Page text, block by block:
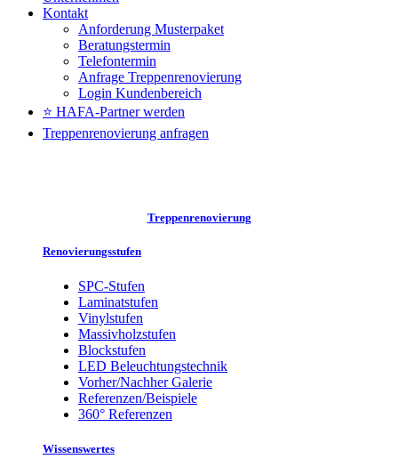
Kontakt
Anforderung Musterpaket
Beratungstermin
Telefontermin
Anfrage Treppenrenovierung
Login Kundenbereich
⭐ HAFA-Partner werden
Treppenrenovierung anfragen
Treppenrenovierung
Renovierungsstufen
SPC-Stufen
Laminatstufen
Vinylstufen
Massivholzstufen
Blockstufen
LED Beleuchtungstechnik
Vorher/Nachher Galerie
Referenzen/Beispiele
360° Referenzen
Wissenswertes